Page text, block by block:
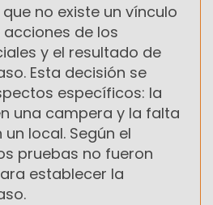
no existe un vínculo
de los
y el resultado de
Esta decisión se
específicos: la
una campera y la falta
local. Según el
pruebas no fueron
establecer la